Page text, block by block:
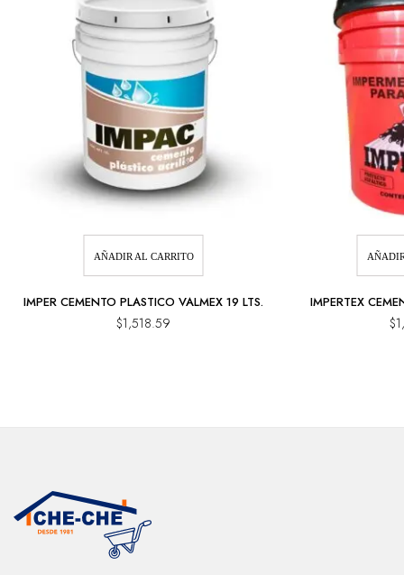
AÑADIR AL CARRITO
IMPER CEMENTO PLASTICO VALMEX 19 LTS.
$1,518.59
IMPERTEX
$